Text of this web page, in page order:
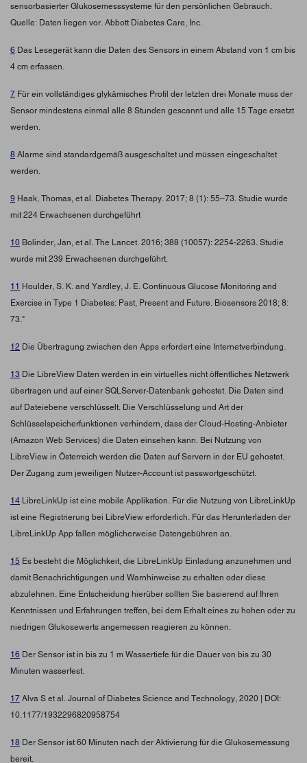
sensorbasierter Glukosemesssysteme für den persönlichen Gebrauch.
Quelle: Daten liegen vor. Abbott Diabetes Care, Inc.
6 Das Lesegerät kann die Daten des Sensors in einem Abstand von 1 cm bis
4 cm erfassen.
7 Für ein vollständiges glykämisches Profil der letzten drei Monate muss der
Sensor mindestens einmal alle 8 Stunden gescannt und alle 15 Tage ersetzt
werden.
8 Alarme sind standardgemäß ausgeschaltet und müssen eingeschaltet
werden.
9 Haak, Thomas, et al. Diabetes Therapy. 2017; 8 (1): 55–73. Studie wurde
mit 224 Erwachsenen durchgeführt
10 Bolinder, Jan, et al. The Lancet. 2016; 388 (10057): 2254-2263. Studie
wurde mit 239 Erwachsenen durchgeführt.
11 Houlder, S. K. and Yardley, J. E. Continuous Glucose Monitoring and
Exercise in Type 1 Diabetes: Past, Present and Future. Biosensors 2018; 8:
73."
12 Die Übertragung zwischen den Apps erfordert eine Internetverbindung.
13 Die LibreView Daten werden in ein virtuelles nicht öffentliches Netzwerk
übertragen und auf einer SQLServer-Datenbank gehostet. Die Daten sind
auf Dateiebene verschlüsselt. Die Verschlüsselung und Art der
Schlüsselspeicherfunktionen verhindern, dass der Cloud-Hosting-Anbieter
(Amazon Web Services) die Daten einsehen kann. Bei Nutzung von
LibreView in Österreich werden die Daten auf Servern in der EU gehostet.
Der Zugang zum jeweiligen Nutzer-Account ist passwortgeschützt.
14 LibreLinkUp ist eine mobile Applikation. Für die Nutzung von LibreLinkUp
ist eine Registrierung bei LibreView erforderlich. Für das Herunterladen der
LibreLinkUp App fallen möglicherweise Datengebühren an.
15 Es besteht die Möglichkeit, die LibreLinkUp Einladung anzunehmen und
damit Benachrichtigungen und Warnhinweise zu erhalten oder diese
abzulehnen. Eine Entscheidung hierüber sollten Sie basierend auf Ihren
Kenntnissen und Erfahrungen treffen, bei dem Erhalt eines zu hohen oder zu
niedrigen Glukosewerts angemessen reagieren zu können.
16 Der Sensor ist in bis zu 1 m Wassertiefe für die Dauer von bis zu 30
Minuten wasserfest.
17 Alva S et al. Journal of Diabetes Science and Technology, 2020 | DOI:
10.1177/1932296820958754
18 Der Sensor ist 60 Minuten nach der Aktivierung für die Glukosemessung
bereit.